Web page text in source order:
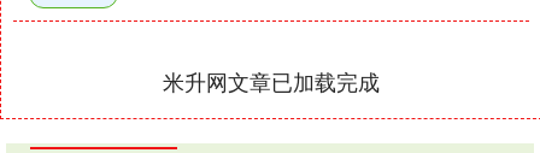
米升网文章已加载完成